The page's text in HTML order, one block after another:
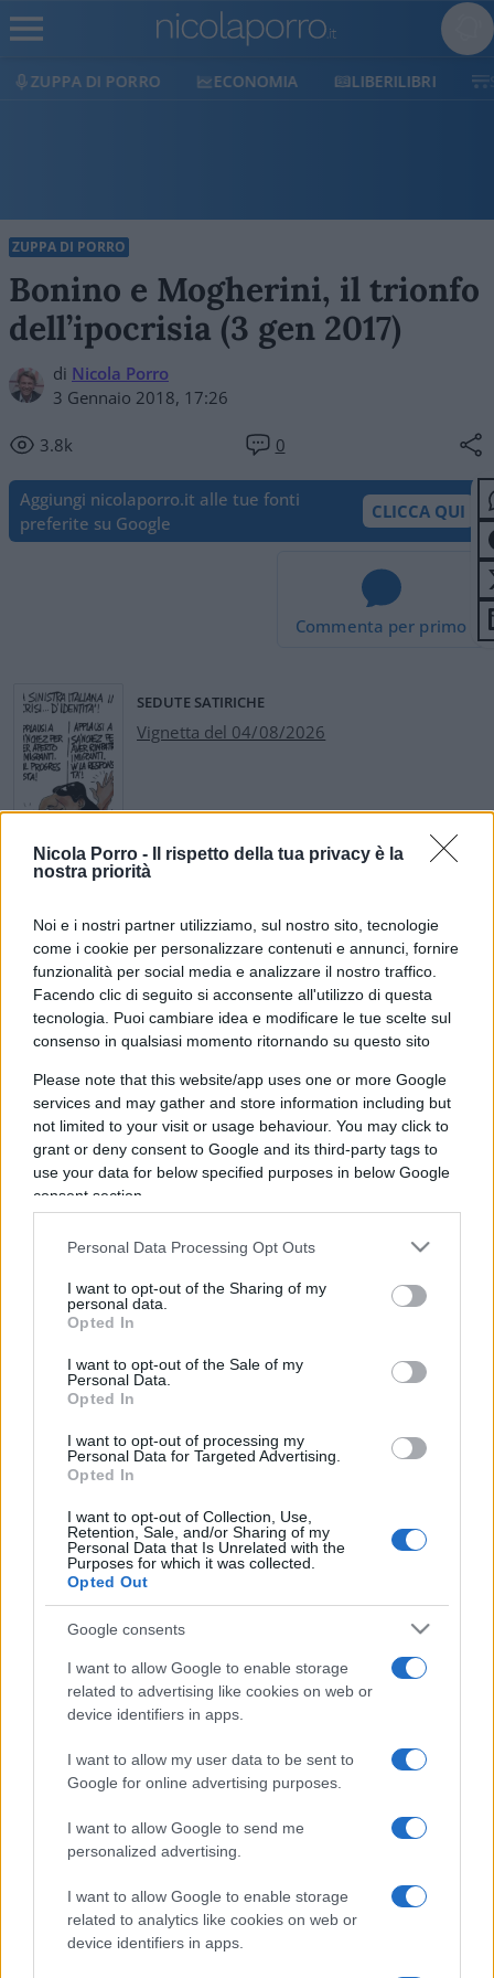
Nicola Porro -
Il rispetto della tua privacy è la
nostra priorità
Noi e i nostri partner utilizziamo, sul nostro sito, tecnologie
come i cookie per personalizzare contenuti e annunci, fornire
funzionalità per social media e analizzare il nostro traffico.
Facendo clic di seguito si acconsente all'utilizzo di questa
tecnologia. Puoi cambiare idea e modificare le tue scelte sul
consenso in qualsiasi momento ritornando su questo sito
Please note that this website/app uses one or more Google
services and may gather and store information including but
not limited to your visit or usage behaviour. You may click to
grant or deny consent to Google and its third-party tags to
use your data for below specified purposes in below Google
consent section.
Personal Data Processing Opt Outs
I want to opt-out of the Sharing of my
personal data.
Opted In
I want to opt-out of the Sale of my
Personal Data.
Opted In
I want to opt-out of processing my
Personal Data for Targeted Advertising.
Opted In
I want to opt-out of Collection, Use,
Retention, Sale, and/or Sharing of my
Personal Data that Is Unrelated with the
Purposes for which it was collected.
Opted Out
Google consents
I want to allow Google to enable storage
related to advertising like cookies on web or
device identifiers in apps.
I want to allow my user data to be sent to
Google for online advertising purposes.
I want to allow Google to send me
personalized advertising.
I want to allow Google to enable storage
related to analytics like cookies on web or
device identifiers in apps.
ECONOMIA LIBERILIBRI SHOP
ZUPPA DI PORRO
Bonino e Mogherini, il trionfo
dell’ipocrisia (3 gen 2017)
di Nicola Porro
3 Gennaio 2018, 17:26
3.8k 0
Aggiungi nicolaporro.it alle tue fonti
preferite su Google
CLICCA QUI
Commenta per primo
SEDUTE SATIRICHE
Vignetta del 04/08/2026
Vai all'archivio delle vignette
“Troisi avrebbe salvato il
nostro amore”. Il retroscena
struggente su Pino Daniele
La moglie Fabiola Sciabbarrasi racconta il ruolo
decisivo dell’attore e il messaggio d’amore
nascosto nell’ultimo concerto del cantautore
5 Agosto 2026, 20:00
1.4k
Fabiola Sciabbarrasi, modella e moglie diPino
Daniele, è stata ospite di Hoara Borselli nel